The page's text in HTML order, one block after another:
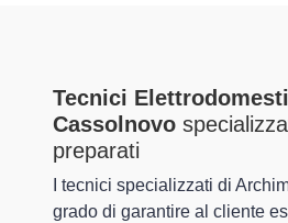
Tecnici
Cassolnovo
preparati
I tecnici specializzati di
grado di garantire al cliente